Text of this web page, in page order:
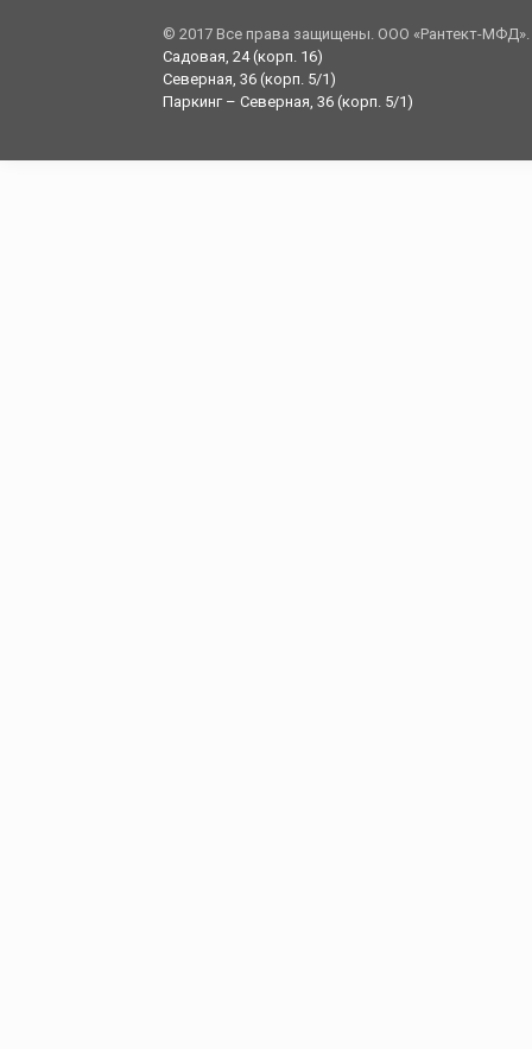
© 2017 Все права защищены. ООО «Рантект-МФД».
Садовая, 24 (корп. 16)
Северная, 36 (корп. 5/1)
Паркинг – Северная, 36 (корп. 5/1)